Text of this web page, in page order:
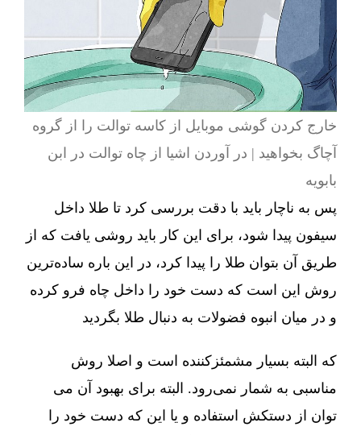
خارج کردن گوشی موبایل از کاسه توالت را از گروه
آچاگ بخواهید | در آوردن اشیا از چاه توالت در ابن
بابویه
پس به ناچار باید با دقت بررسی کرد تا طلا داخل
سیفون پیدا شود، برای این کار باید روشی یافت که از
طریق آن بتوان طلا را پیدا کرد، در این باره ساده‌ترین
روش این است که دست خود را داخل چاه فرو کرده
و در میان انبوه فضولات به دنبال طلا بگردید
که البته بسیار مشمئزکننده است و اصلا روش
مناسبی به شمار نمی‌رود. البته برای بهبود آن می
توان از دستکش استفاده و یا این که دست خود را